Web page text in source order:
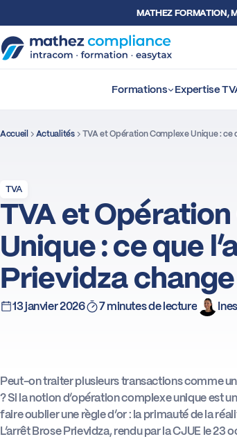
MATHEZ FORMATION,
Formations Expertise
Accueil Actualités TVA et Opération Complexe Unique : ce
TVA
TVA et
Unique : ce que
Prievidza
13 janvier 2026 7 minutes de lecture
Peut-on traiter plusieurs transactions comme
? Si la notion d’opération complexe unique est
faire oublier une règle d’or : la primauté de la
L’arrêt Brose Prievidza, rendu par la CJUE le